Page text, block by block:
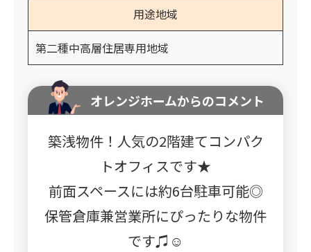
用途地域
第二種中高層住居専用地域
オレンジホームからのコメント
築浅物件！人気の2階建てコンパク
トオフィスです★
前面スペースには約6台駐車可能◎
保管倉庫兼営業所にぴったりな物件
です♫☺